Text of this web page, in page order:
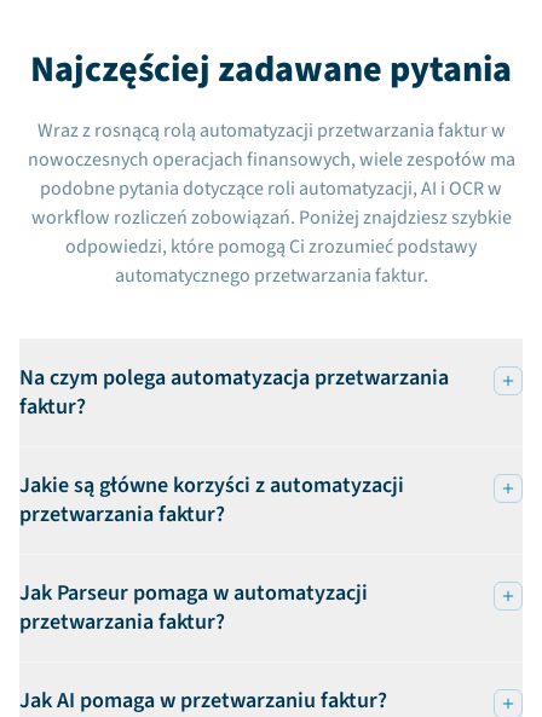
Najczęściej zadawane pytania
Wraz z rosnącą rolą automatyzacji przetwarzania faktur w
nowoczesnych operacjach finansowych, wiele zespołów ma
podobne pytania dotyczące roli automatyzacji, AI i OCR w
workflow rozliczeń zobowiązań. Poniżej znajdziesz szybkie
odpowiedzi, które pomogą Ci zrozumieć podstawy
automatycznego przetwarzania faktur.
Na czym polega automatyzacja przetwarzania
faktur?
Jakie są główne korzyści z automatyzacji
przetwarzania faktur?
Jak Parseur pomaga w automatyzacji
przetwarzania faktur?
Jak AI pomaga w przetwarzaniu faktur?